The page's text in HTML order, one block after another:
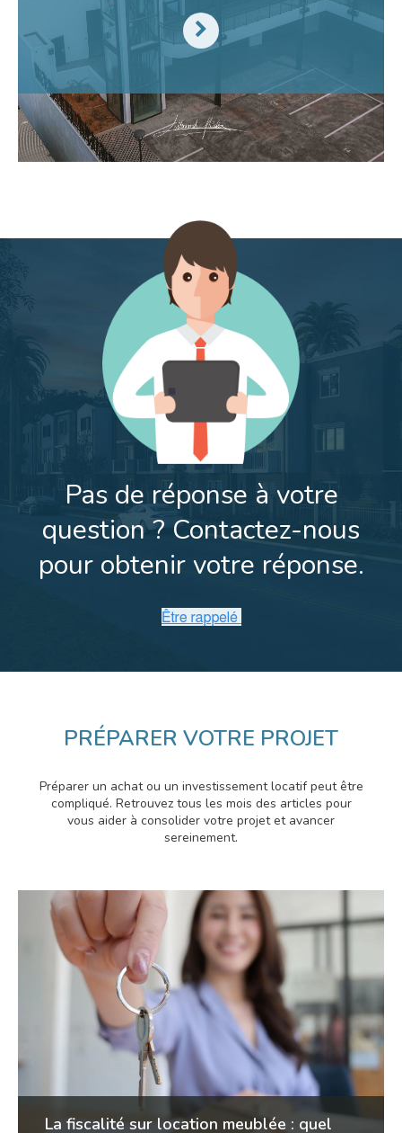
Pas de réponse à votre
question ? Contactez-nous
pour obtenir votre réponse.
PRÉPARER VOTRE PROJET
Préparer un achat ou un investissement locatif peut être
compliqué. Retrouvez tous les mois des articles pour
vous aider à consolider votre projet et avancer
sereinement.
La fiscalité sur location meublée : quel